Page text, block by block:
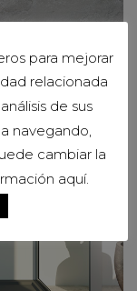
para mejorar
relacionada
de sus
navegando,
cambiar la
aquí.